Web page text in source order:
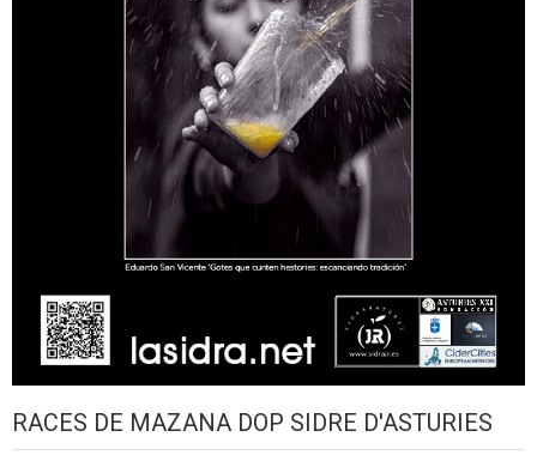
RACES DE MAZANA DOP SIDRE D'ASTURIES